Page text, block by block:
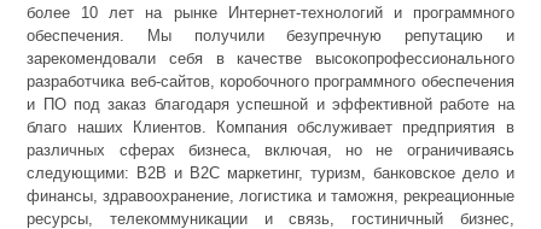
более 10 лет на рынке Интернет-технологий и программного
обеспечения. Мы получили безупречную репутацию и
зарекомендовали себя в качестве высокопрофессионального
разработчика веб-сайтов, коробочного программного обеспечения
и ПО под заказ благодаря успешной и эффективной работе на
благо наших Клиентов. Компания обслуживает предприятия в
различных сферах бизнеса, включая, но не ограничиваясь
следующими: B2B и B2C маркетинг, туризм, банковское дело и
финансы, здравоохранение, логистика и таможня, рекреационные
ресурсы, телекоммуникации и связь, гостиничный бизнес,